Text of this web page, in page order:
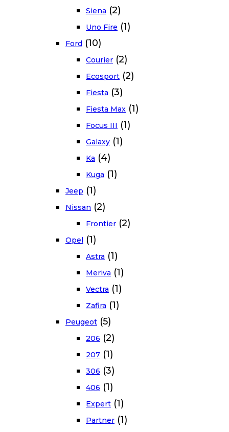
Siena (2)
Uno Fire (1)
Ford (10)
Courier (2)
Ecosport (2)
Fiesta (3)
Fiesta Max (1)
Focus III (1)
Galaxy (1)
Ka (4)
Kuga (1)
Jeep (1)
Nissan (2)
Frontier (2)
Opel (1)
Astra (1)
Meriva (1)
Vectra (1)
Zafira (1)
Peugeot (5)
206 (2)
207 (1)
306 (3)
406 (1)
Expert (1)
Partner (1)